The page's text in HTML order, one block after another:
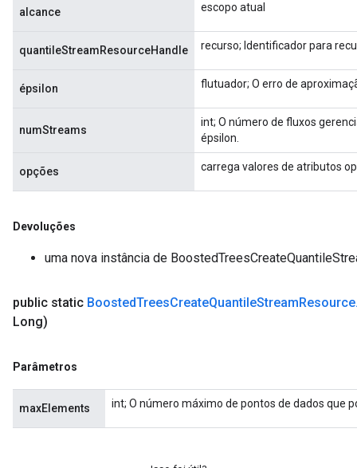
alcance escopo atual
quantileStreamResourceHandle recurso; Identificador para
épsilon flutuador; O erro de
numStreams
int; O número de fluxos
épsilon.
opções carrega valores de atributos
Devoluções
uma nova instância de
public static BoostedTreesCreateQuantileStreamResource
Long)
Parâmetros
maxElements int; O número máximo de pontos de dados que